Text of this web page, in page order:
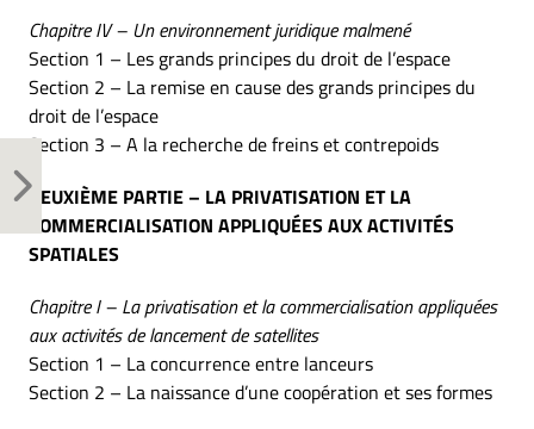
Chapitre IV – Un environnement juridique malmené
Section 1 – Les grands principes du droit de l’espace
Section 2 – La remise en cause des grands principes du
droit de l’espace
Section 3 – A la recherche de freins et contrepoids
DEUXIÈME PARTIE – LA PRIVATISATION ET LA
COMMERCIALISATION APPLIQUÉES AUX ACTIVITÉS
SPATIALES
Chapitre I – La privatisation et la commercialisation appliquées
aux activités de lancement de satellites
Section 1 – La concurrence entre lanceurs
Section 2 – La naissance d’une coopération et ses formes